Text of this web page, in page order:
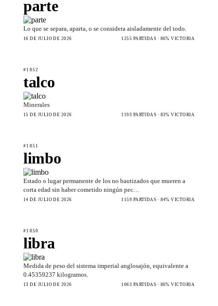
parte
Lo que se separa, aparta, o se considera aisladamente del todo.
16 DE JULIO DE 2026 1255 PARTIDAS · 86% VICTORIA
#1852
talco
Minerales
15 DE JULIO DE 2026 1193 PARTIDAS · 83% VICTORIA
#1851
limbo
Estado o lugar permanente de los no bautizados que mueren a
corta edad sin haber cometido ningún pec…
14 DE JULIO DE 2026 1159 PARTIDAS · 84% VICTORIA
#1850
libra
Medida de peso del sistema imperial anglosajón, equivalente a
0.45359237 kilogramos.
13 DE JULIO DE 2026 1063 PARTIDAS · 86% VICTORIA